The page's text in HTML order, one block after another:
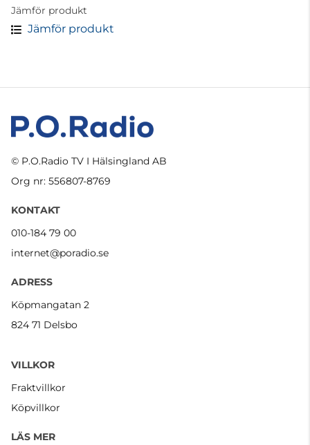
Jämför produkt
Jämför produkt
© P.O.Radio TV I Hälsingland AB
Org nr: 556807-8769
KONTAKT
010-184 79 00
internet@poradio.se
ADRESS
Köpmangatan 2
824 71 Delsbo
VILLKOR
Fraktvillkor
Köpvillkor
LÄS MER